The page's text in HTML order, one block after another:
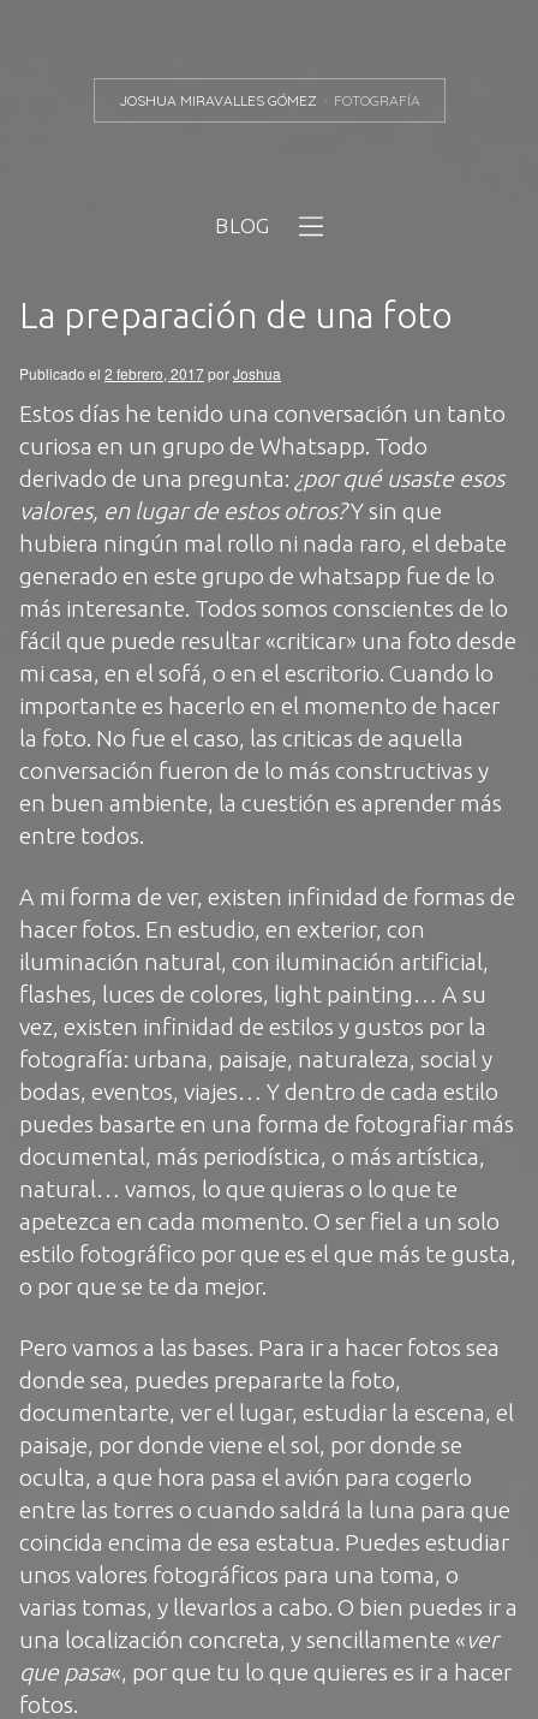
JOSHUA MIRAVALLES GÓMEZ FOTOGRAFÍA
BLOG
La preparación de una foto
Publicado el 2 febrero, 2017porJoshua
Estos días he tenido una conversación un tanto
curiosa en un grupo de Whatsapp. Todo
derivado de una pregunta: ¿por qué usaste esos
valores, en lugar de estos otros?Y sin que
hubiera ningún mal rollo ni nada raro, el debate
generado en este grupo de whatsapp fue de lo
más interesante. Todos somos conscientes de lo
fácil que puede resultar «criticar» una foto desde
mi casa, en el sofá, o en el escritorio. Cuando lo
importante es hacerlo en el momento de hacer
la foto. No fue el caso, las criticas de aquella
conversación fueron de lo más constructivas y
en buen ambiente, la cuestión es aprender más
entre todos.
A mi forma de ver, existen infinidad de formas de
hacer fotos. En estudio, en exterior, con
iluminación natural, con iluminación artificial,
flashes, luces de colores, light painting… A su
vez, existen infinidad de estilos y gustos por la
fotografía: urbana, paisaje, naturaleza, social y
bodas, eventos, viajes… Y dentro de cada estilo
puedes basarte en una forma de fotografiar más
documental, más periodística, o más artística,
natural… vamos, lo que quieras o lo que te
apetezca en cada momento. O ser fiel a un solo
estilo fotográfico por que es el que más te gusta,
o por que se te da mejor.
Pero vamos a las bases. Para ir a hacer fotos sea
donde sea, puedes prepararte la foto,
documentarte, ver el lugar, estudiar la escena, el
paisaje, por donde viene el sol, por donde se
oculta, a que hora pasa el avión para cogerlo
entre las torres o cuando saldrá la luna para que
coincida encima de esa estatua. Puedes estudiar
unos valores fotográficos para una toma, o
varias tomas, y llevarlos a cabo. O bien puedes ir a
una localización concreta, y sencillamente «ver
que pasa«, por que tu lo que quieres es ir a hacer
fotos.